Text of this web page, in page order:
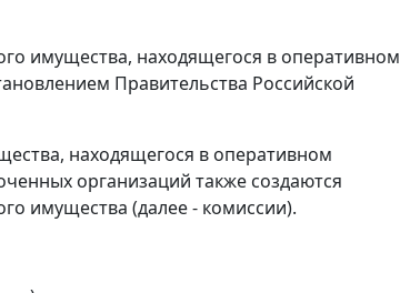
имущества, находящегося в оперативном
Правительства Российской
находящегося в оперативном
организаций также создаются
имущества (далее - комиссии).